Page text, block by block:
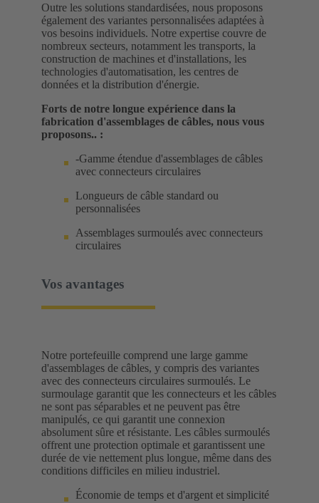
Outre les solutions standardisées, nous proposons
également des variantes personnalisées adaptées à
vos besoins individuels. Notre expertise couvre de
nombreux secteurs, notamment les transports, la
construction de machines et d'installations, les
technologies d'automatisation, les centres de
données et la distribution d'énergie.
Forts de notre longue expérience dans la
fabrication d'assemblages de câbles, nous vous
proposons.. :
-Gamme étendue d'assemblages de câbles
avec connecteurs circulaires
Longueurs de câble standard ou
personnalisées
Assemblages surmoulés avec connecteurs
circulaires
Vos avantages
Notre portefeuille comprend une large gamme
d'assemblages de câbles, y compris des variantes
avec des connecteurs circulaires surmoulés. Le
surmoulage garantit que les connecteurs et les câbles
ne sont pas séparables et ne peuvent pas être
manipulés, ce qui garantit une connexion
absolument sûre et résistante. Les câbles surmoulés
offrent une protection optimale et garantissent une
durée de vie nettement plus longue, même dans des
conditions difficiles en milieu industriel.
Économie de temps et d'argent et simplicité